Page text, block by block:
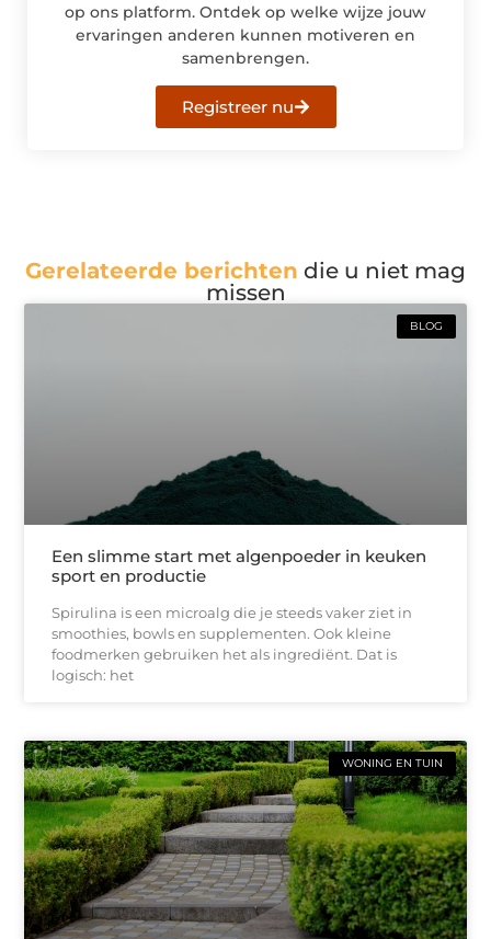
op ons platform. Ontdek op welke wijze jouw
ervaringen anderen kunnen motiveren en
samenbrengen.
Registreer nu
Gerelateerde berichten die u niet mag
missen
BLOG
Een slimme start met algenpoeder in keuken
sport en productie
Spirulina is een microalg die je steeds vaker ziet in
smoothies, bowls en supplementen. Ook kleine
foodmerken gebruiken het als ingrediënt. Dat is
logisch: het
WONING EN TUIN